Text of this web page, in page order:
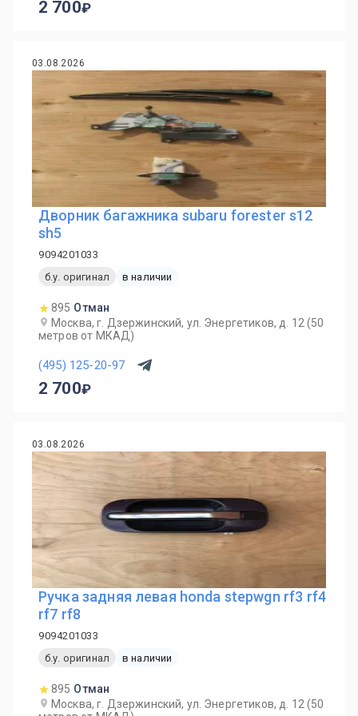
2 700
03.08.2026
Дворник багажника subaru forester s12
sh5
9094201033
б.у. оригинал
в наличии
895 Отман
Москва, г. Дзержинский, ул. Энергетиков, д. 12 (50
метров от МКАД)
(495) 125-20-97
2 700
03.08.2026
Ручка задняя левая honda stepwgn rf3 rf4
rf7 rf8
9094201033
б.у. оригинал
в наличии
895 Отман
Москва, г. Дзержинский, ул. Энергетиков, д. 12 (50